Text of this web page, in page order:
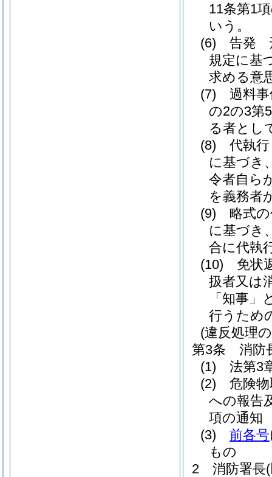
11条第1
いう。
(6)
告発
規定に基
求める意
(7)
過料
の2の3第
る者とし
(8)
代執
に基づき
令者自ら
を義務者
(9)
略式
に基づき
合に代執
(10)
免状
扱者又は
「知事」
行うため
(違反処理
第3条
消防
(1)
法第3
(2)
危険
への報告
項の通知
(3)
前各号
もの
2
消防署長